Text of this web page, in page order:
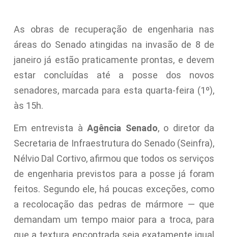
As obras de recuperação de engenharia nas
áreas do Senado atingidas na invasão de 8 de
janeiro já estão praticamente prontas, e devem
estar concluídas até a posse dos novos
senadores, marcada para esta quarta-feira (1º),
às 15h.
Em entrevista àAgência Senado, o diretor da
Secretaria de Infraestrutura do Senado (Seinfra),
Nélvio Dal Cortivo, afirmou que todos os serviços
de engenharia previstos para a posse já foram
feitos. Segundo ele, há poucas exceções, como
a recolocação das pedras de mármore — que
demandam um tempo maior para a troca, para
que a textura encontrada seja exatamente igual